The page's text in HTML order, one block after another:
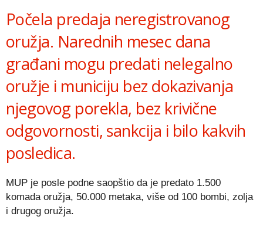
Počela predaja neregistrovanog
oružja. Narednih mesec dana
građani mogu predati nelegalno
oružje i municiju bez dokazivanja
njegovog porekla, bez krivične
odgovornosti, sankcija i bilo kakvih
posledica.
MUP je posle podne saopštio da je predato 1.500
komada oružja, 50.000 metaka, više od 100 bombi, zolja
i drugog oružja.